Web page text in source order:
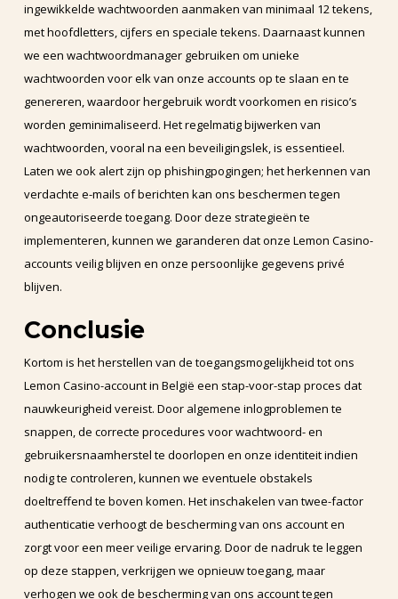
ingewikkelde wachtwoorden aanmaken van minimaal 12 tekens,
met hoofdletters, cijfers en speciale tekens. Daarnaast kunnen
we een wachtwoordmanager gebruiken om unieke
wachtwoorden voor elk van onze accounts op te slaan en te
genereren, waardoor hergebruik wordt voorkomen en risico’s
worden geminimaliseerd. Het regelmatig bijwerken van
wachtwoorden, vooral na een beveiligingslek, is essentieel.
Laten we ook alert zijn op phishingpogingen; het herkennen van
verdachte e-mails of berichten kan ons beschermen tegen
ongeautoriseerde toegang. Door deze strategieën te
implementeren, kunnen we garanderen dat onze Lemon Casino-
accounts veilig blijven en onze persoonlijke gegevens privé
blijven.
Conclusie
Kortom is het herstellen van de toegangsmogelijkheid tot ons
Lemon Casino-account in België een stap-voor-stap proces dat
nauwkeurigheid vereist. Door algemene inlogproblemen te
snappen, de correcte procedures voor wachtwoord- en
gebruikersnaamherstel te doorlopen en onze identiteit indien
nodig te controleren, kunnen we eventuele obstakels
doeltreffend te boven komen. Het inschakelen van twee-factor
authenticatie verhoogt de bescherming van ons account en
zorgt voor een meer veilige ervaring. Door de nadruk te leggen
op deze stappen, verkrijgen we opnieuw toegang, maar
verhogen we ook de bescherming van ons account tegen